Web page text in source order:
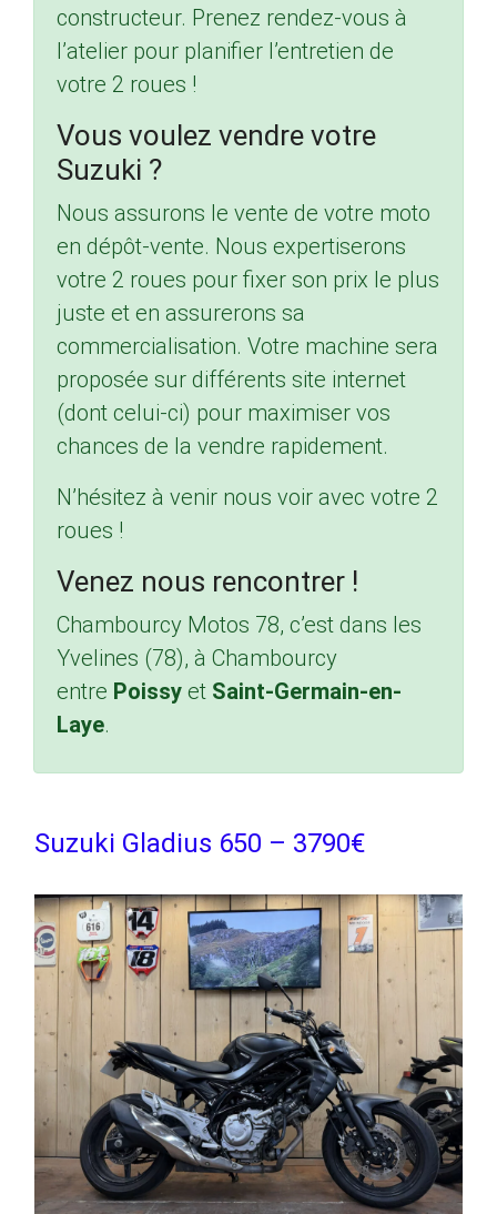
constructeur. Prenez rendez-vous à
l’atelier pour planifier l’entretien de
votre 2 roues !
Vous voulez vendre votre
Suzuki ?
Nous assurons le vente de votre moto
en dépôt-vente. Nous expertiserons
votre 2 roues pour fixer son prix le plus
juste et en assurerons sa
commercialisation. Votre machine sera
proposée sur différents site internet
(dont celui-ci) pour maximiser vos
chances de la vendre rapidement.
N’hésitez à venir nous voir avec votre 2
roues !
Venez nous rencontrer !
Chambourcy Motos 78, c’est dans les
Yvelines (78), à Chambourcy
entre Poissy et Saint-Germain-en-
Laye.
Suzuki Gladius 650 – 3790€